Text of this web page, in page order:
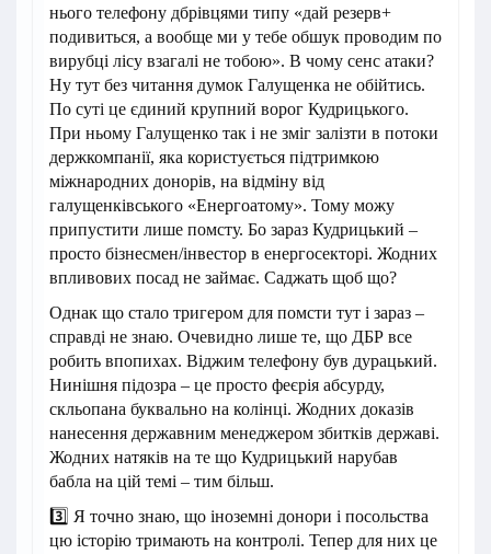
нього телефону дбрівцями типу «дай резерв+
подивиться, а вообще ми у тебе обшук проводим по
вирубці лісу взагалі не тобою». В чому сенс атаки?
Ну тут без читання думок Галущенка не обійтись.
По суті це єдиний крупний ворог Кудрицького.
При ньому Галущенко так і не зміг залізти в потоки
держкомпанії, яка користується підтримкою
міжнародних донорів, на відміну від
галущенківського «Енергоатому». Тому можу
припустити лише помсту. Бо зараз Кудрицький –
просто бізнесмен/інвестор в енергосекторі. Жодних
впливових посад не займає. Саджать щоб що?
Однак що стало тригером для помсти тут і зараз –
справді не знаю. Очевидно лише те, що ДБР все
робить впопихах. Віджим телефону був дурацький.
Нинішня підозра – це просто феєрія абсурду,
скльопана буквально на колінці. Жодних доказів
нанесення державним менеджером збитків державі.
Жодних натяків на те що Кудрицький нарубав
бабла на цій темі – тим більш.
3️⃣ Я точно знаю, що іноземні донори і посольства
цю історію тримають на контролі. Тепер для них це